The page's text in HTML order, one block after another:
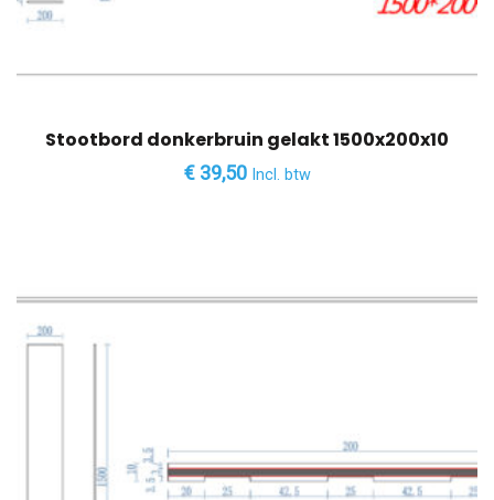
Stootbord donkerbruin gelakt 1500x200x10
€39,50 Incl. btw